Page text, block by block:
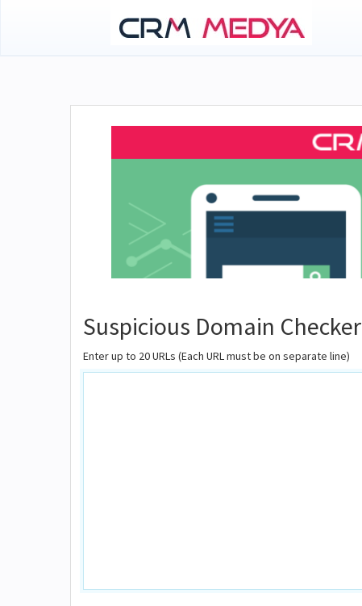
Suspicious Domain Checker
Enter up to 20 URLs (Each URL must be on separate line)